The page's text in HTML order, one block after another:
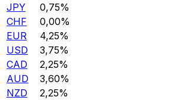
JPY
0,75%
CHF
0,00%
EUR
4,25%
USD
3,75%
CAD
2,25%
AUD
3,60%
NZD
2,25%